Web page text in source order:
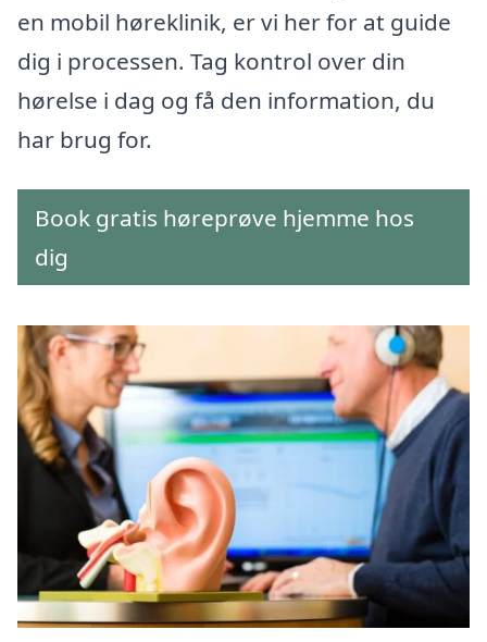
en mobil høreklinik, er vi her for at guide
dig i processen. Tag kontrol over din
hørelse i dag og få den information, du
har brug for.
Book gratis høreprøve hjemme hos
dig